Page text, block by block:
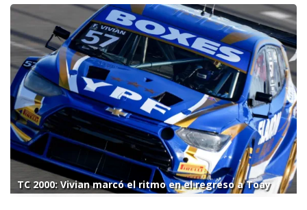
TC 2000: Vivian marcó el ritmo en el regreso a Toay